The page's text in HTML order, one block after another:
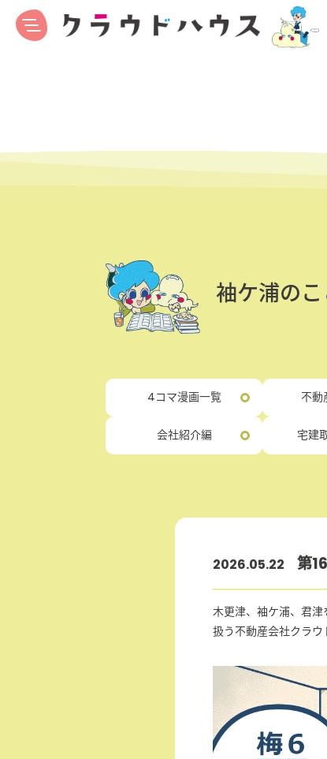
袖ケ浦のこ
4コマ漫画一覧 不
会社紹介編 宅建
2026.05.22 第
木更津、袖ケ浦、君
扱う不動産会社クラ